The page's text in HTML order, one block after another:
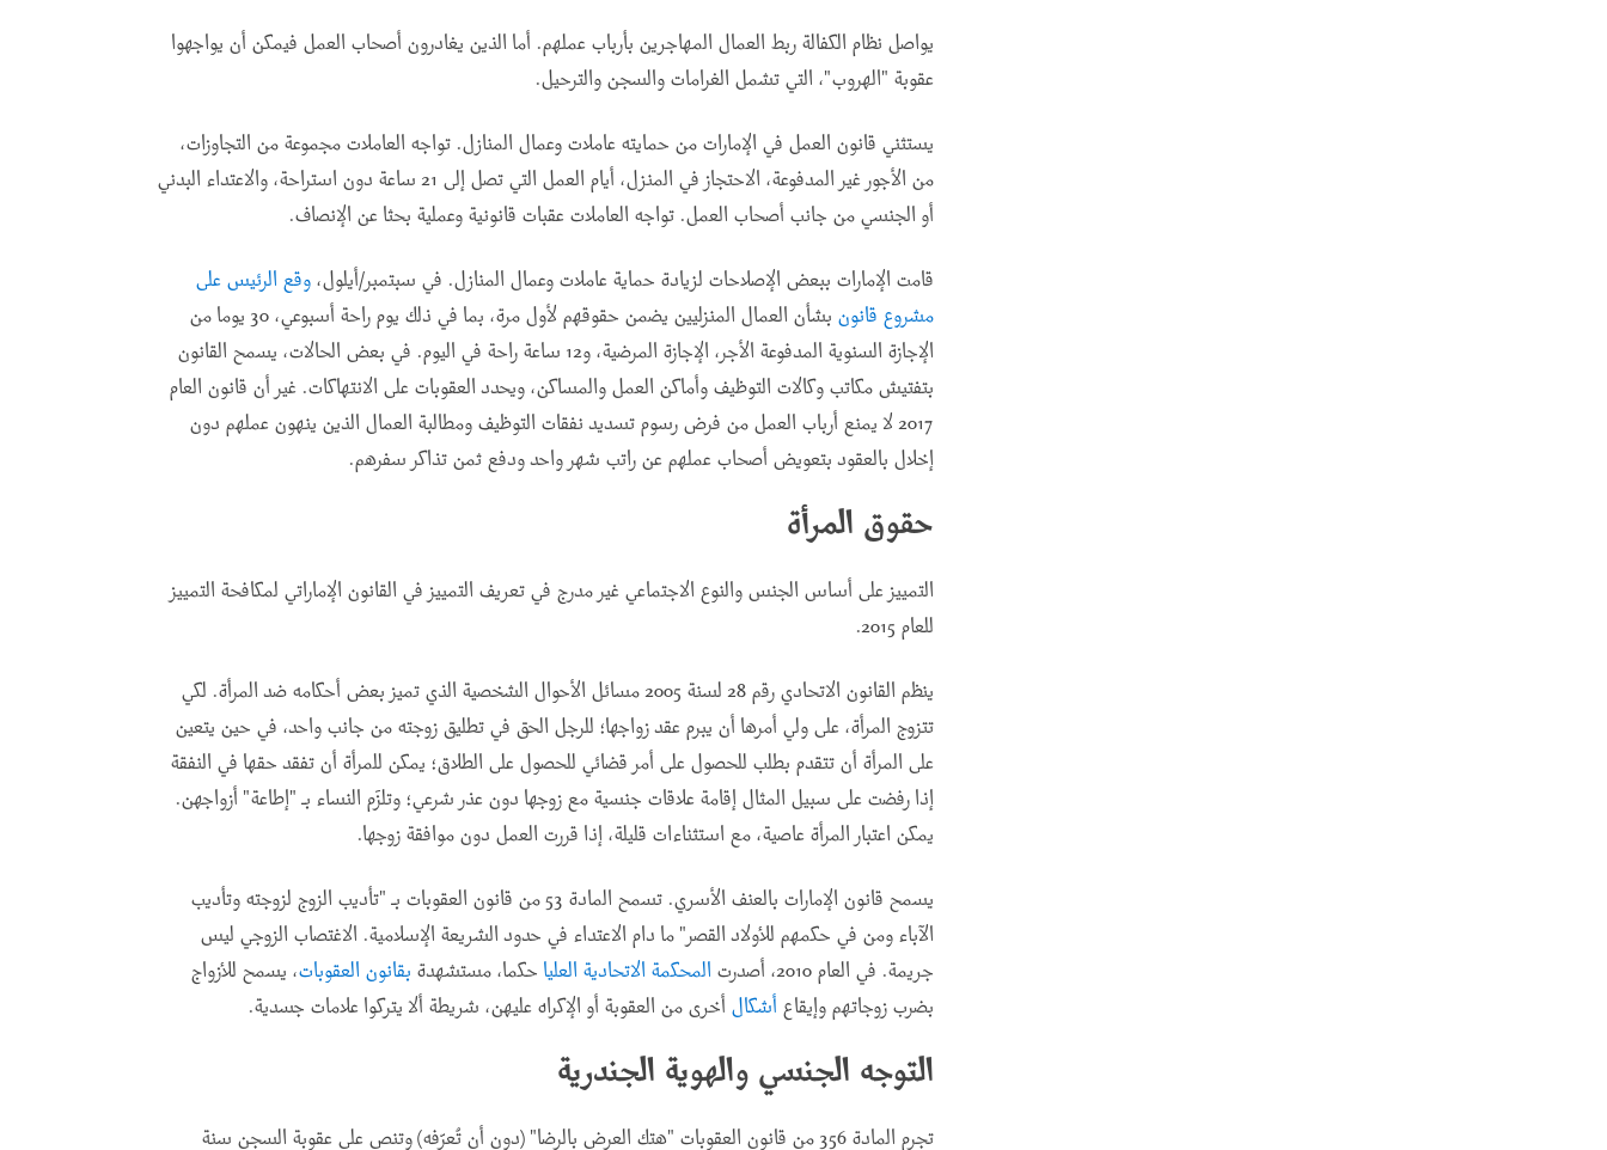
يواصل نظام الكفالة ربط العمال المهاجرين بأرباب عملهم. أما الذين يغادرون أصحاب العمل فيمكن أن يواجهوا
عقوبة "الهروب"، التي تشمل الغرامات والسجن والترحيل.
يستثني قانون العمل في الإمارات من حمايته عاملات وعمال المنازل. تواجه العاملات مجموعة من التجاوزات،
من الأجور غير المدفوعة، الاحتجاز في المنزل، أيام العمل التي تصل إلى 21 ساعة دون استراحة، والاعتداء البدني
أو الجنسي من جانب أصحاب العمل. تواجه العاملات عقبات قانونية وعملية بحثا عن الإنصاف.
قامت الإمارات ببعض الإصلاحات لزيادة حماية عاملات وعمال المنازل. في سبتمبر/أيلول،وقع الرئيس على
مشروع قانون
بشأن العمال المنزليين يضمن حقوقهم لأول مرة، بما في ذلك يوم راحة أسبوعي، 30 يوما من
الإجازة السنوية المدفوعة الأجر، الإجازة المرضية، و12 ساعة راحة في اليوم. في بعض الحالات، يسمح القانون
بتفتيش مكاتب وكالات التوظيف وأماكن العمل والمساكن، ويحدد العقوبات على الانتهاكات. غير أن قانون العام
2017 لا يمنع أرباب العمل من فرض رسوم تسديد نفقات التوظيف ومطالبة العمال الذين ينهون عملهم دون
إخلال بالعقود بتعويض أصحاب عملهم عن راتب شهر واحد ودفع ثمن تذاكر سفرهم.
حقوق المرأة
التمييز على أساس الجنس والنوع الاجتماعي غير مدرج في تعريف التمييز في القانون الإماراتي لمكافحة التمييز
للعام 2015
.
ينظم القانون الاتحادي رقم 28 لسنة 2005 مسائل الأحوال الشخصية الذي تميز بعض أحكامه ضد المرأة. لكي
تتزوج المرأة، على ولي أمرها أن يبرم عقد زواجها؛ للرجل الحق في تطليق زوجته من جانب واحد، في حين يتعين
على المرأة أن تتقدم بطلب للحصول على أمر قضائي للحصول على الطلاق؛ يمكن للمرأة أن تفقد حقها في النفقة
إذا رفضت على سبيل المثال إقامة علاقات جنسية مع زوجها دون عذر شرعي؛ وتلزَم النساء بـ "إطاعة" أزواجهن.
يمكن اعتبار المرأة عاصية، مع استثناءات قليلة، إذا قررت العمل دون موافقة زوجها.
يسمح قانون الإمارات بالعنف الأسري. تسمح المادة 53 من قانون العقوبات بـ "تأديب الزوج لزوجته وتأديب
الآباء ومن في حكمهم للأولاد القصر" ما دام الاعتداء في حدود الشريعة الإسلامية. الاغتصاب الزوجي ليس
جريمة. في العام 2010، أصدرت
المحكمة الاتحادية العلياحكما، مستشهدةبقانون العقوبات، يسمح للأزواج
بضرب زوجاتهم وإيقاعأشكالأخرى من العقوبة أو الإكراه عليهن، شريطة ألا يتركوا علامات جسدية.
التوجه الجنسي والهوية الجندرية
تجرم المادة 356 من قانون العقوبات "هتك العرض بالرضا" (دون أن تُعرّفه) وتنص على عقوبة السجن سنة